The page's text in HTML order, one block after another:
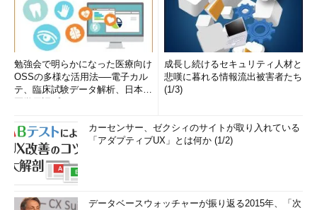
勉強会で明らかになった医療向け
OSSの多様な活用法──電子カル
テ、臨床試験データ解析、日本語
成長し続けるセキュリティ人材と
悲嘆に暮れる情報流出被害者たち
(1/3)
カーセンサー、ゼクシィのサイトが取り入れている
「アダプティブUX」とは何か (1/2)
データベースウォッチャーが振り返る2015年、「次